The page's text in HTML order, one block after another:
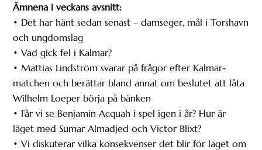
Ämnena i veckans avsnitt:
• Det har hänt sedan senast – damseger, mål i Torshavn
och ungdomslag
• Vad gick fel i Kalmar?
• Mattias Lindström svarar på frågor efter Kalmar-
matchen och berättar bland annat om beslutet att låta
Wilhelm Loeper börja på bänken
• Får vi se Benjamin Acquah i spel igen i år? Hur är
läget med Sumar Almadjed och Victor Blixt?
• Vi diskuterar vilka konsekvenser det blir för laget om